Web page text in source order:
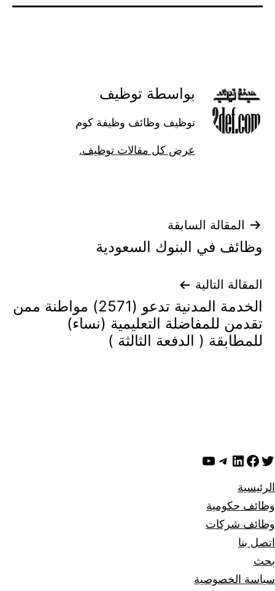
بواسطة توظيف
توظيف وظائف وظيفة كوم
عرض كل مقالات توظيف.
تصفّح
المقالات
المقالة السابقة
وظائف في البنوك السعودية
المقالة التالية
الخدمة المدنية تدعو (2571) مواطنة ممن
تقدمن للمفاضلة التعليمية (نساء)
للمطابقة ( الدفعة الثالثة )
تويترفيسبوك
لينكد إن تيليجرام
يوتيوب
الرئيسية
وظائف حكومية
وظائف شركات
اتصل بنا
بحث
سياسة الخصوصية